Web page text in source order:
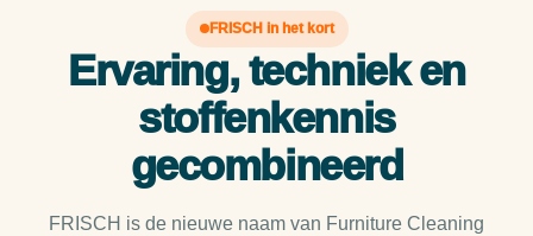
FRISCH in het kort
Ervaring, techniek en
stoffenkennis
gecombineerd
FRISCH is de nieuwe naam van Furniture Cleaning